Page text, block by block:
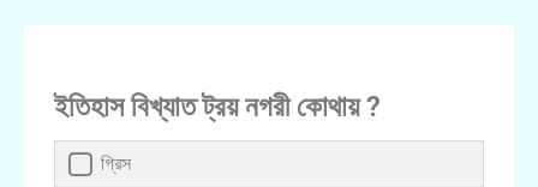
ইতিহাস বিখ্যাত ট্রয় নগরী কোথায় ?
গ্রিস